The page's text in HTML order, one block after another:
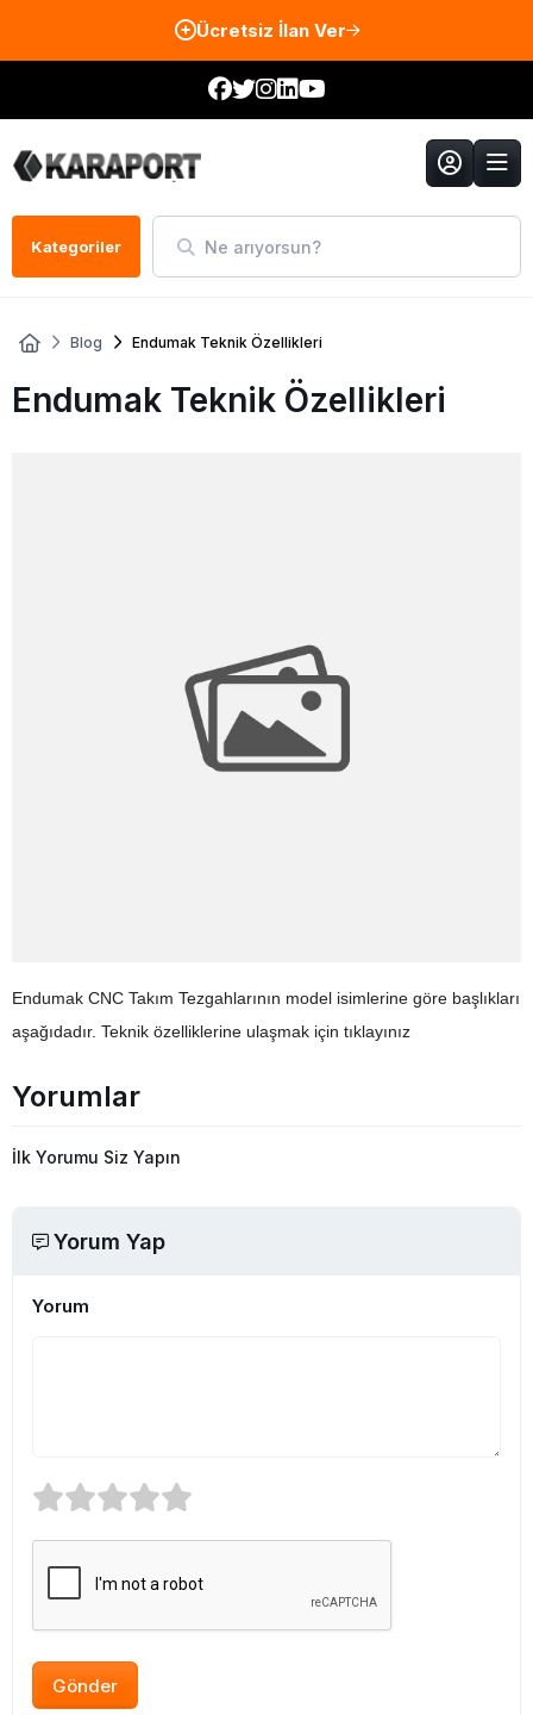
Ücretsiz İlan Ver
Kategoriler Ne arıyorsun?
Blog Endumak Teknik Özellikleri
Endumak Teknik Özellikleri
Endumak CNC Takım Tezgahlarının model isimlerine göre başlıkları
aşağıdadır. Teknik özelliklerine ulaşmak için tıklayınız
Yorumlar
İlk Yorumu Siz Yapın
Yorum Yap
Yorum
Gönder